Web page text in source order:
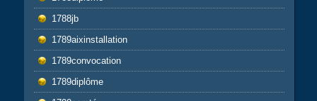
1788jb
1789aixinstallation
1789convocation
1789diplôme